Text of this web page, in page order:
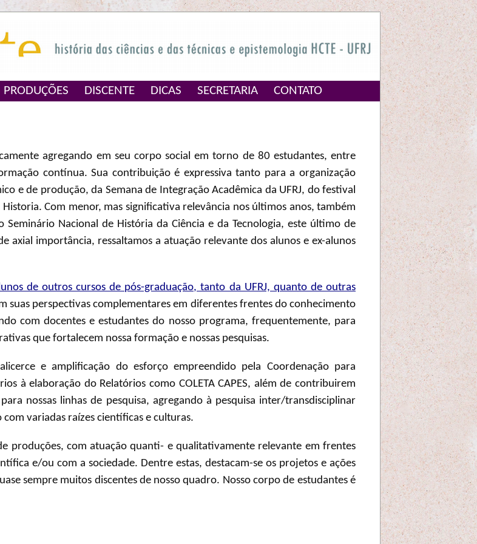
PRODUÇÕES DISCENTE DICAS SECRETARIA CONTATO
agregando em seu corpo social em torno de 80 estudantes, entre
contínua. Sua contribuição é expressiva tanto para a organização
e de produção, da Semana de Integração Acadêmica da UFRJ, do festival
Com menor, mas significativa relevância nos últimos anos, também
Seminário Nacional de História da Ciência e da Tecnologia, este último de
axial importância, ressaltamos a atuação relevante dos alunos e ex-alunos
de outros cursos de pós-graduação, tanto da UFRJ, quanto de outras
suas perspectivas complementares em diferentes frentes do conhecimento
com docentes e estudantes do nosso programa, frequentemente, para
que fortalecem nossa formação e nossas pesquisas.
e amplificação do esforço empreendido pela Coordenação para
à elaboração do Relatórios como COLETA CAPES, além de contribuirem
nossas linhas de pesquisa, agregando à pesquisa inter/transdisciplinar
variadas raízes científicas e culturas.
produções, com atuação quanti- e qualitativamente relevante em frentes
e/ou com a sociedade. Dentre estas, destacam-se os projetos e ações
sempre muitos discentes de nosso quadro. Nosso corpo de estudantes é